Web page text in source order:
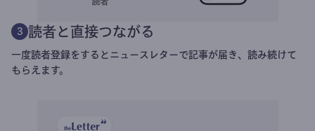
3 読者と直接つながる
一度読者登録をするとニュースレターで記事が届き、読み続けて
もらえます。